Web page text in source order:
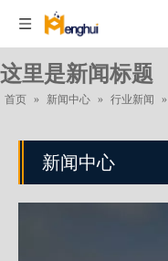
这里是新闻标题
首页 » 新闻中心 » 行业新闻 »
新闻中心